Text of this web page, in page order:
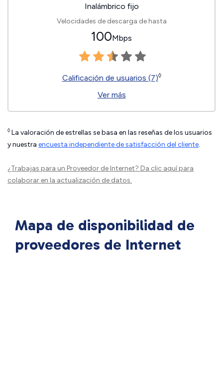
Inalámbrico fijo
Velocidades de descarga de hasta
100Mbps
Calificación de usuarios (7)◊
Ver más
◊ La valoración de estrellas se basa en las reseñas de los usuarios
y nuestra encuesta independiente de satisfacción del cliente.
¿Trabajas para un Proveedor de Internet? Da clic aquípara
colaborar en la actualización de datos.
Mapa de disponibilidad de
proveedores de Internet